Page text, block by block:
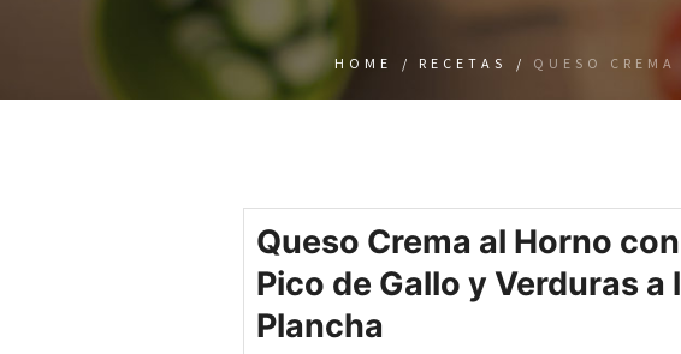
HOME / RECETAS / QUESO
Queso Crema al Horno con
Pico de Gallo y Verduras a
Plancha